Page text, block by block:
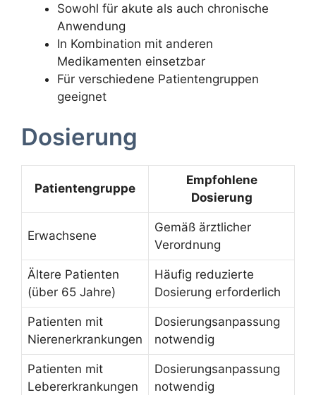
Sowohl für akute als auch chronische
Anwendung
In Kombination mit anderen
Medikamenten einsetzbar
Für verschiedene Patientengruppen
geeignet
Dosierung
Patientengruppe
Empfohlene
Dosierung
Erwachsene
Gemäß ärztlicher
Verordnung
Ältere Patienten
(über 65 Jahre)
Häufig reduzierte
Dosierung erforderlich
Patienten mit
Nierenerkrankungen
Dosierungsanpassung
notwendig
Patienten mit
Lebererkrankungen
Dosierungsanpassung
notwendig